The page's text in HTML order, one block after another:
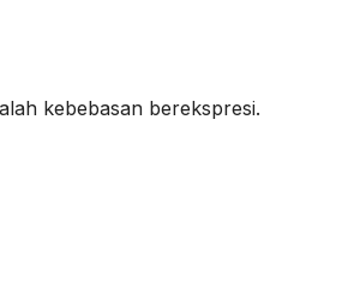
kebebasan berekspresi.